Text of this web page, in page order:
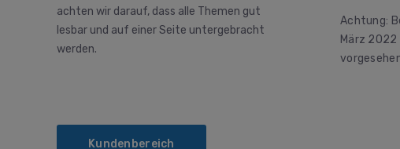
Achtung:
März
achten wir darauf, dass alle Themen gut
lesbar und auf einer Seite untergebracht
werden.
Kundenbereich